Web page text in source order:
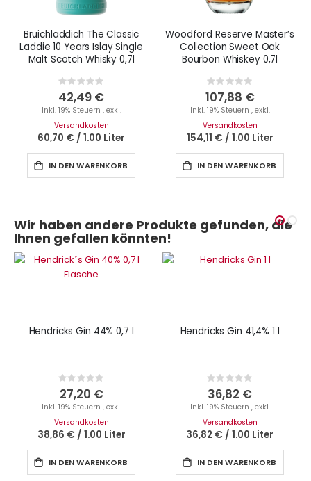
Bruichladdich The Classic
Laddie 10 Years Islay Single
Malt Scotch Whisky 0,7l
Rating:
0%
42,49 €
Inkl. 19% Steuern , exkl.
Versandkosten
60,70 € / 1.00 Liter
IN DEN WARENKORB
Woodford Reserve Master’s
Collection Sweet Oak
Bourbon Whiskey 0,7l
Rating:
0%
107,88 €
Inkl. 19% Steuern , exkl.
Versandkosten
154,11 € / 1.00 Liter
IN DEN WARENKORB
Wir haben andere Produkte gefunden, die
Ihnen gefallen könnten!
Hendricks Gin 44% 0,7 l
Rating:
0%
27,20 €
Inkl. 19% Steuern , exkl.
Versandkosten
38,86 € / 1.00 Liter
IN DEN WARENKORB
Hendricks Gin 41,4% 1 l
Rating:
0%
36,82 €
Inkl. 19% Steuern , exkl.
Versandkosten
36,82 € / 1.00 Liter
IN DEN WARENKORB